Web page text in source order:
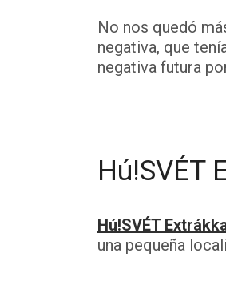
No nos quedó
negativa, que
negativa futura
Hú!SVÉT
Hú!SVÉT
una pequeña